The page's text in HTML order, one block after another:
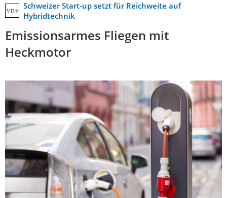
Schweizer Start-up setzt für Reichweite auf
Hybridtechnik
Emissionsarmes Fliegen mit
Heckmotor